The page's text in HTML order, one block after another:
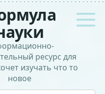
ресурс для
изучать что то
новое